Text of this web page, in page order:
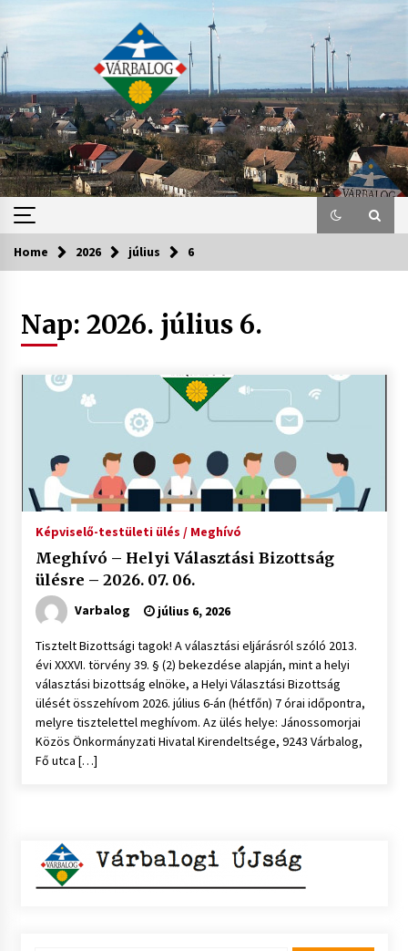
content
Home 2026 július 6
Nap: 2026. július 6.
Képviselő-testületi ülés / Meghívó
Meghívó – Helyi Választási Bizottság
ülésre – 2026. 07. 06.
Varbalog július 6, 2026
Tisztelt Bizottsági tagok! A választási eljárásról szóló 2013.
évi XXXVI. törvény 39. § (2) bekezdése alapján, mint a helyi
választási bizottság elnöke, a Helyi Választási Bizottság
ülését összehívom 2026. július 6-án (hétfőn) 7 órai időpontra,
melyre tisztelettel meghívom. Az ülés helye: Jánossomorjai
Közös Önkormányzati Hivatal Kirendeltsége, 9243 Várbalog,
Fő utca […]